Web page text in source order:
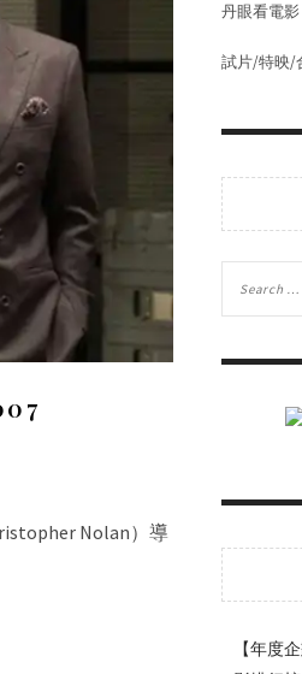
Nolan）導
丹眼看電影
試片/特映/
【年度